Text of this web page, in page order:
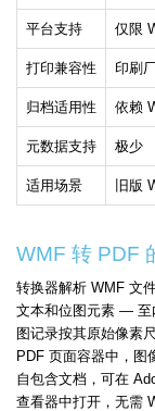
平台支持 仅限
打印兼容性 印刷
归档适用性 依赖
元数据支持 极少
适用场景 旧版
WMF 转 PDF
转换器解析 WMF 文
文本和位图元素 — 至
图记录按其原始像素
PDF 页面容器中，图
自包含文档，可在
查看器中打开，无需